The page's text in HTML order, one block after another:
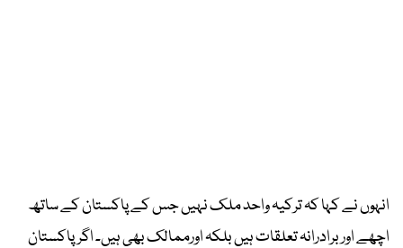
انہوں نے کہا کہ ترکیہ واحد ملک نہیں جس کے پاکستان کے ساتھ
اچھے اوربرادرانہ تعلقات ہیں بلکہ اورممالک بھی ہیں۔ اگرپاکستان